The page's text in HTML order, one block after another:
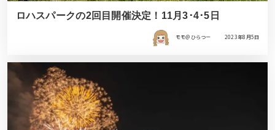
ロハスパークの2回目開催決定！11月3･4･5日
モモ＠ひらつー 2023年8月5日